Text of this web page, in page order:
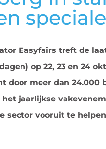
Easyfairs treft de
op 22, 23 en 24
door meer dan
het jaarlijkse
sector vooruit te